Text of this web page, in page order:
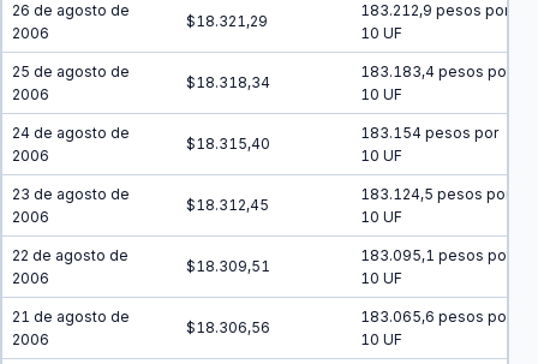
26 de agosto de
2006
$18.321,29
183.212,9 pesos por
10 UF
25 de agosto de
2006
$18.318,34
183.183,4 pesos por
10 UF
24 de agosto de
2006
$18.315,40
183.154 pesos por
10 UF
23 de agosto de
2006
$18.312,45
183.124,5 pesos por
10 UF
22 de agosto de
2006
$18.309,51
183.095,1 pesos por
10 UF
21 de agosto de
2006
$18.306,56
183.065,6 pesos por
10 UF